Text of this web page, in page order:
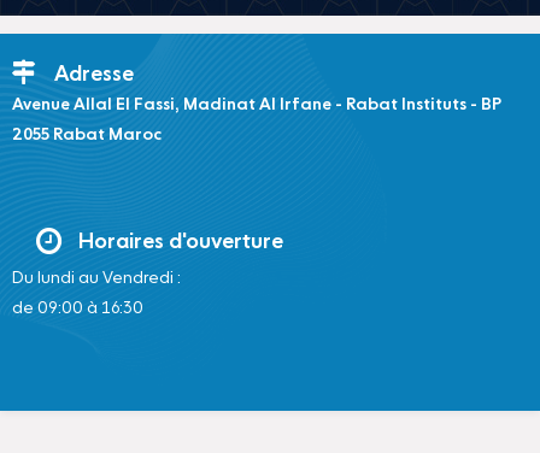
Adresse
Avenue Allal El Fassi, Madinat Al Irfane - Rabat Instituts - BP
2055 Rabat Maroc
Horaires d'ouverture
Du lundi au Vendredi :
de 09:00 à 16:30